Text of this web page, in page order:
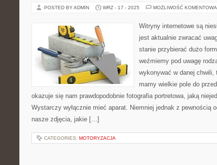
POSTED BY ADMIN WRZ - 17 - 2025 MOŻLIWOŚĆ
Witryny internetowe są
jest aktualnie zwracać
stanie przybierać dużo
weźmiemy pod uwagę
wykonywać w danej chwili,
mamy wielkie pole do
okazuje się nam prawdopodobnie fotografia portretowa, jaką
Wystarczy wyłącznie mieć aparat. Niemniej jednak z pewnością
nasze zdjęcia, jakie […]
CATEGORIES: MOTORYZACJA